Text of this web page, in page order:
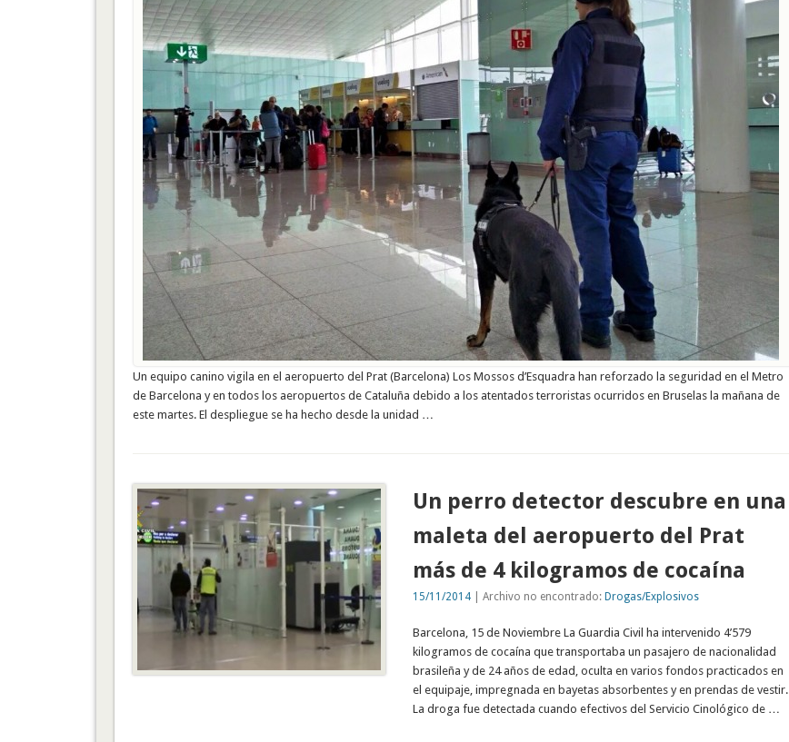
Un equipo canino vigila en el aeropuerto del Prat (Barcelona) Los Mossos d’Esquadra han reforzado la seguridad en el Metro
de Barcelona y en todos los aeropuertos de Cataluña debido a los atentados terroristas ocurridos en Bruselas la mañana de
este martes. El despliegue se ha hecho desde la unidad …
Un perro detector descubre en una
maleta del aeropuerto del Prat
más de 4 kilogramos de cocaína
15/11/2014 | Archivo no encontrado: Drogas/Explosivos
Barcelona, 15 de Noviembre La Guardia Civil ha intervenido 4’579
kilogramos de cocaína que transportaba un pasajero de nacionalidad
brasileña y de 24 años de edad, oculta en varios fondos practicados en
el equipaje, impregnada en bayetas absorbentes y en prendas de vestir.
La droga fue detectada cuando efectivos del Servicio Cinológico de …